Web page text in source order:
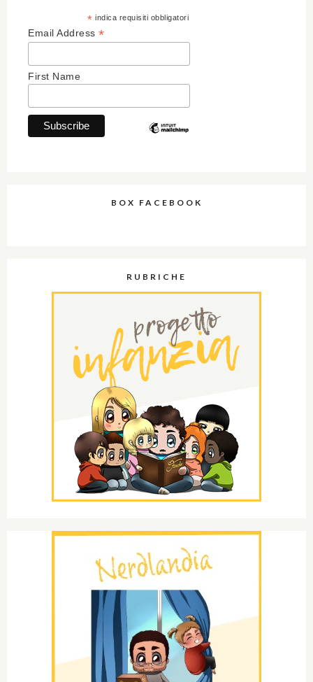
* indica requisiti obbligatori
Email Address *
First Name
BOX FACEBOOK
RUBRICHE